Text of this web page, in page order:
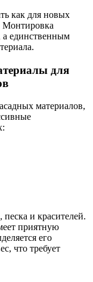
как для новых
Монтировка
а единственным
для
материалов,
и красителей.
приятную
его
что требует